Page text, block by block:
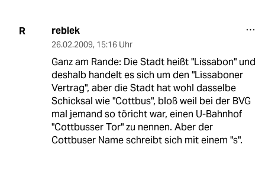
R reblek
26.02.2009, 15:16 Uhr
Ganz am Rande: Die Stadt heißt "Lissabon" und
deshalb handelt es sich um den "Lissaboner
Vertrag", aber die Stadt hat wohl dasselbe
Schicksal wie "Cottbus", bloß weil bei der BVG
mal jemand so töricht war, einen U-Bahnhof
"Cottbusser Tor" zu nennen. Aber der
Cottbuser Name schreibt sich mit einem "s".